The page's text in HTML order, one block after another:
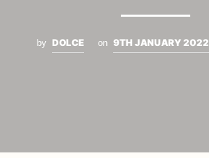
by DOLCE on 9TH JANUARY 2022